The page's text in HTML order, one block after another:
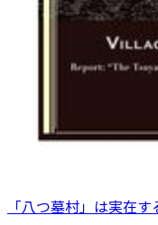
「八つ墓村」は実在